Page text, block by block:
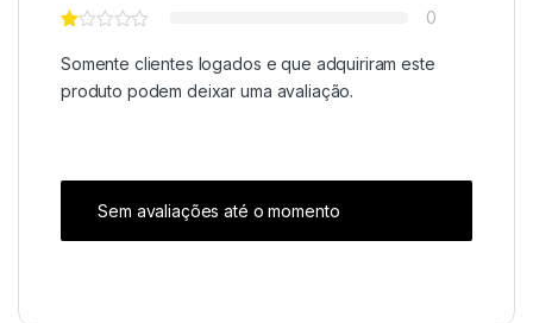
0
Somente clientes logados e que adquiriram este
produto podem deixar uma avaliação.
Sem avaliações até o momento